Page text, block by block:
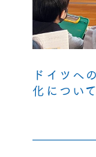
ドイツへ
化につい